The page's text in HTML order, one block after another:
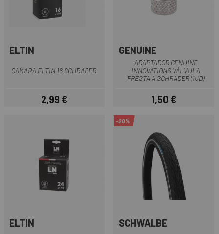
ELTIN
CAMARA ELTIN 16 SCHRADER
Precio
2,99 €
GENUINE
ADAPTADOR GENUINE
INNOVATIONS VÁLVULA
PRESTA A SCHRADER (1UD)
Precio
1,50 €
ELTIN
-20%
SCHWALBE